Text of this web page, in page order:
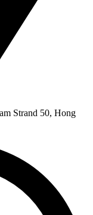
Strand 50, Hong